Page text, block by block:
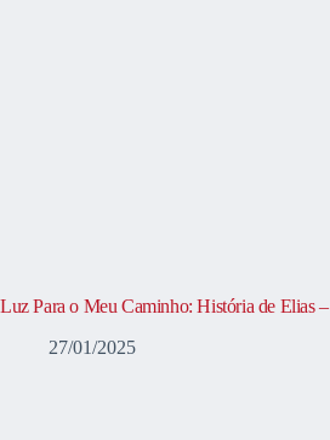
Luz Para o Meu Caminho: História de Elias
27/01/2025